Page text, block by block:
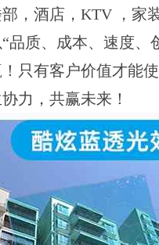
，酒店，KTV ，家
品质、成本、速度
只有客户价值才能
力，共赢未来！